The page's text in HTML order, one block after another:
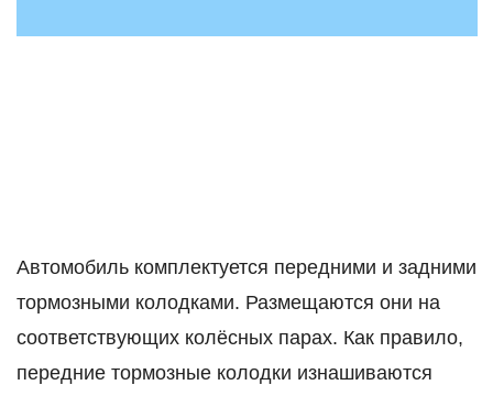
Автомобиль комплектуется передними и задними
тормозными колодками. Размещаются они на
соответствующих колёсных парах. Как правило,
передние тормозные колодки изнашиваются